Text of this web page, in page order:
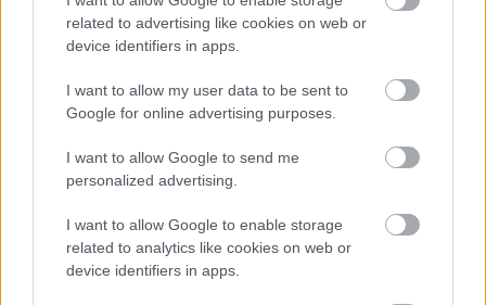
related to advertising like cookies on web or
device identifiers in apps.
I want to allow my user data to be sent to
Google for online advertising purposes.
I want to allow Google to send me
personalized advertising.
I want to allow Google to enable storage
related to analytics like cookies on web or
device identifiers in apps.
Przed meczami 21. kolejki - Krosno > Klasa Okręgowa gospodarze
(Strzelec Frysztak) zajmują 11. miejsce
Poniżej znajdziesz także ostatnie mecze obu drużyn oraz statystyki
bramkowe.
Strzelec Frysztak vs. Karpaty Klimkówka - relacja, wynik na żywo,
transmisja
Wynik meczu Strzelec Frysztak - Karpaty Klimkówka znajdziesz na naszej
stronie zaraz po jego zakończeniu. Jeżeli szukasz informacji meczowych,
zajrzyj tutaj:Strzelec Frysztak vs. Karpaty Klimkówka - wynik,
składy, strzelcy
Jeżeli w internecie lub TV dostępna jest